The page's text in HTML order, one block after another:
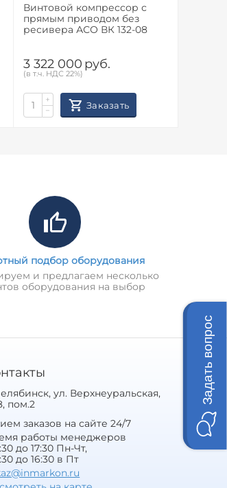
Винтовой компрессор с
прямым приводом без
ресивера АСО ВК 132-08
3 322 000 руб.
(в т.ч. НДС 22%)
+
−
Заказать
подбор оборудования
и предлагаем несколько
оборудования на выбор
ул. Верхнеуральская,
пом.2
заказов на сайте 24/7
работы менеджеров
до 17:30 Пн-Чт,
до 16:30 в Пт
Задать вопрос